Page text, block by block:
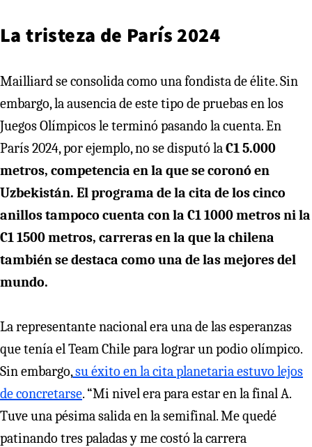
La tristeza de París 2024
Mailliard se consolida como una fondista de élite. Sin
embargo, la ausencia de este tipo de pruebas en los
Juegos Olímpicos le terminó pasando la cuenta. En
París 2024, por ejemplo, no se disputó laC1 5.000
metros, competencia en la que se coronó en
Uzbekistán. El programa de la cita de los cinco
anillos tampoco cuenta con la C1 1000 metros ni la
C1 1500 metros, carreras en la que la chilena
también se destaca como una de las mejores del
mundo.
La representante nacional era una de las esperanzas
que tenía el Team Chile para lograr un podio olímpico.
Sin embargo,su éxito en la cita planetaria estuvo lejos
de concretarse. “Mi nivel era para estar en la final A.
Tuve una pésima salida en la semifinal. Me quedé
patinando tres paladas y me costó la carrera